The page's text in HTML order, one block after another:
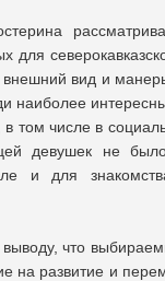
для
вид и
наиболее
в том числе в
девушек не
и для
что
на развитие и